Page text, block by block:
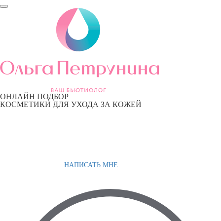
ОНЛАЙН ПОДБОР
КОСМЕТИКИ ДЛЯ УХОДА ЗА КОЖЕЙ
НАПИСАТЬ МНЕ